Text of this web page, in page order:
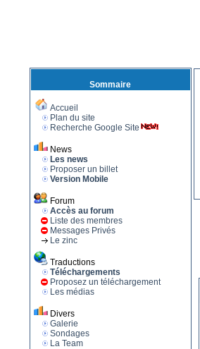
Sommaire
Accueil
Plan du site
Recherche Google Site
News
Les news
Proposer un billet
Version Mobile
Forum
Accès au forum
Liste des membres
Messages Privés
Le zinc
Traductions
Téléchargements
Proposez un téléchargement
Les médias
Divers
Galerie
Sondages
La Team